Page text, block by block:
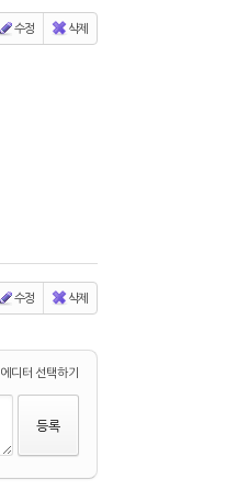
수정 삭제
수정 삭제
에디터 선택하기